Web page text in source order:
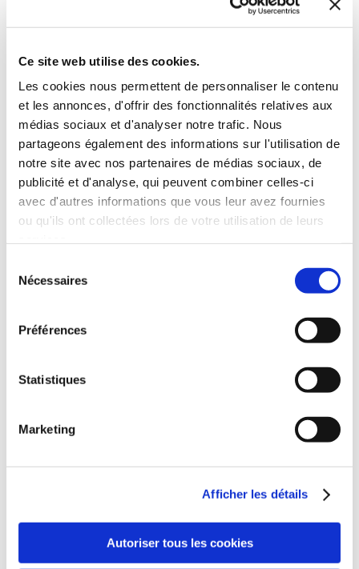
Ce site web utilise des cookies.
Les cookies nous permettent de personnaliser le contenu
et les annonces, d'offrir des fonctionnalités relatives aux
médias sociaux et d'analyser notre trafic. Nous
partageons également des informations sur l'utilisation de
notre site avec nos partenaires de médias sociaux, de
publicité et d'analyse, qui peuvent combiner celles-ci
avec d'autres informations que vous leur avez fournies
ou qu'ils ont collectées lors de votre utilisation de leurs
Nécessaires
Préférences
Statistiques
Marketing
Afficher les détails
Autoriser tous les cookies
9€00
Anthony Faucheux
(0 avis)
Anthony Faucheux
GUERRIER ROUGE
10€00